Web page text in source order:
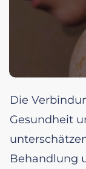
Die
Gesundheit
Behandlung